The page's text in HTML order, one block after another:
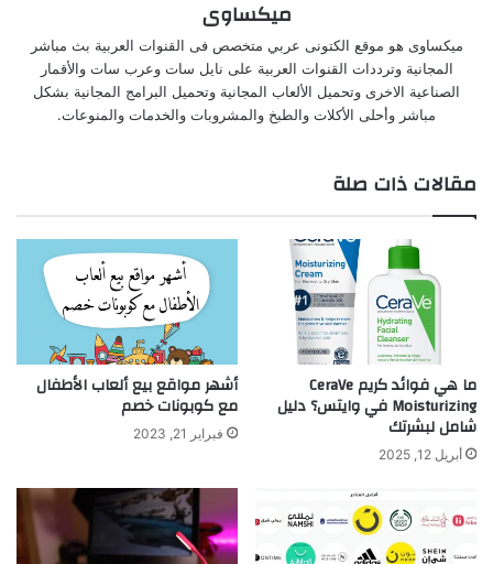
ميكساوى
ميكساوى هو موقع الكتونى عربي متخصص فى القنوات العربية بث مباشر
المجانية وترددات القنوات العربية على نايل سات وعرب سات والأقمار
الصناعية الاخرى وتحميل الألعاب المجانية وتحميل البرامج المجانية بشكل
مباشر وأحلى الأكلات والطبخ والمشروبات والخدمات والمنوعات.
مقالات ذات صلة
ما هي فوائد كريم CeraVe
Moisturizing في وايتس؟ دليل
شامل لبشرتك
أبريل 12, 2025
أشهر مواقع بيع ألعاب الأطفال
مع كوبونات خصم
فبراير 21, 2023